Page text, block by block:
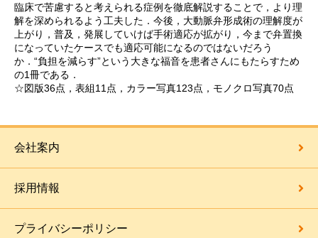
臨床で苦慮すると考えられる症例を徹底解説することで，より理
解を深められるよう工夫した．今後，大動脈弁形成術の理解度が
上がり，普及，発展していけば手術適応が拡がり，今まで弁置換
になっていたケースでも適応可能になるのではないだろう
か．“負担を減らす”という大きな福音を患者さんにもたらすため
の1冊である．
☆図版36点，表組11点，カラー写真123点，モノクロ写真70点
会社案内
採用情報
プライバシーポリシー